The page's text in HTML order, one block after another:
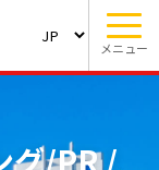
メニュー
グ/PR /